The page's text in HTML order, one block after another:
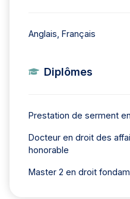
Anglais, Français
Diplômes
Prestation de serment
Docteur en droit des
honorable
Master 2 en droit